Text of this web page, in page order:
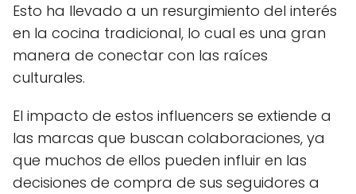
Esto ha llevado a un resurgimiento del interés
en la cocina tradicional, lo cual es una gran
manera de conectar con las raíces
culturales.
El impacto de estos influencers se extiende a
las marcas que buscan colaboraciones, ya
que muchos de ellos pueden influir en las
decisiones de compra de sus seguidores a